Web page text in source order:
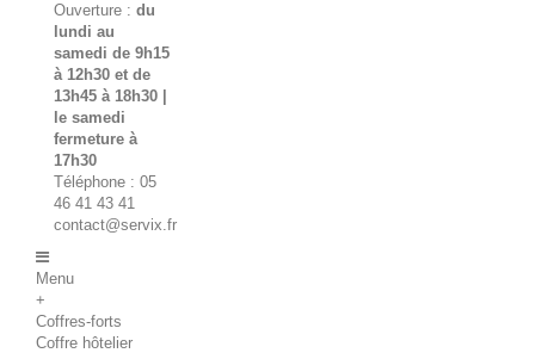
Ouverture : du
lundi au
samedi de 9h15
à 12h30 et de
13h45 à 18h30 |
le samedi
fermeture à
17h30
Téléphone : 05
46 41 43 41
contact@servix.fr
Menu
+
Coffres-forts
Coffre hôtelier